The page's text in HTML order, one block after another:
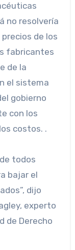
no resolvería
de los
fabricantes
de la
el sistema
gobierno
con los
costos. .
todos
bajar el
dijo
experto
de Derecho